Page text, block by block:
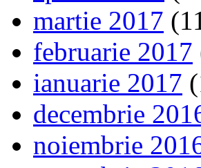
martie 2017
februarie 2017
ianuarie 2017
decembrie
noiembrie